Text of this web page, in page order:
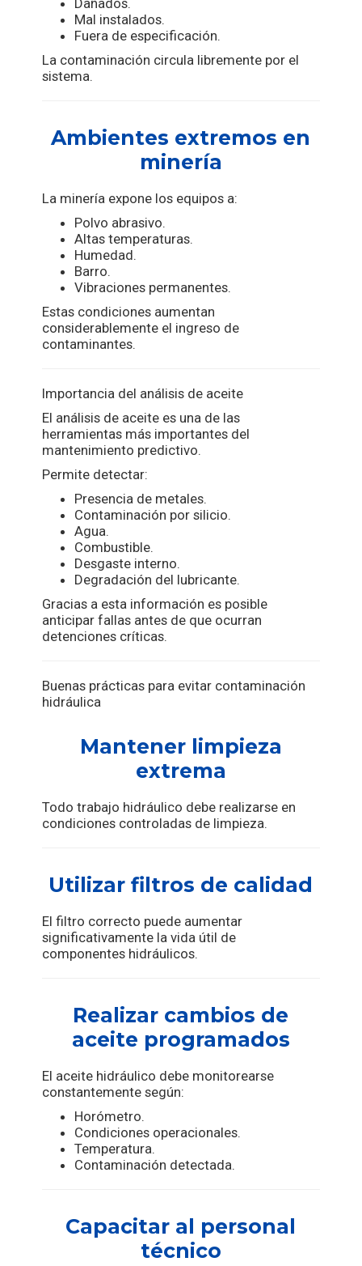
Mal instalados.
Fuera de especificación.
La contaminación circula libremente por el
sistema.
Ambientes extremos en
minería
La minería expone los equipos a:
Polvo abrasivo.
Altas temperaturas.
Humedad.
Barro.
Vibraciones permanentes.
Estas condiciones aumentan
considerablemente el ingreso de
contaminantes.
Importancia del análisis de aceite
El análisis de aceite es una de las
herramientas más importantes del
mantenimiento predictivo.
Permite detectar:
Presencia de metales.
Contaminación por silicio.
Agua.
Combustible.
Desgaste interno.
Degradación del lubricante.
Gracias a esta información es posible
anticipar fallas antes de que ocurran
detenciones críticas.
Buenas prácticas para evitar contaminación
hidráulica
Mantener limpieza
extrema
Todo trabajo hidráulico debe realizarse en
condiciones controladas de limpieza.
Utilizar filtros de calidad
El filtro correcto puede aumentar
significativamente la vida útil de
componentes hidráulicos.
Realizar cambios de
aceite programados
El aceite hidráulico debe monitorearse
constantemente según:
Horómetro.
Condiciones operacionales.
Temperatura.
Contaminación detectada.
Capacitar al personal
técnico